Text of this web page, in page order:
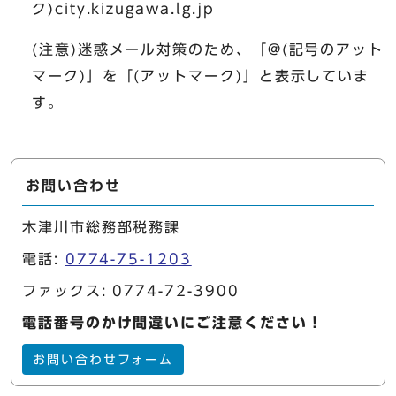
ク)city.kizugawa.lg.jp
(注意)迷惑メール対策のため、「@(記号のアット
マーク)」を「(アットマーク)」と表示していま
す。
お問い合わせ
木津川市総務部税務課
電話: 0774-75-1203
ファックス: 0774-72-3900
電話番号のかけ間違いにご注意ください！
お問い合わせフォーム